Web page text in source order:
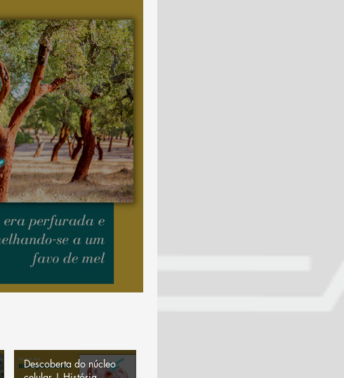
Descoberta do núcleo